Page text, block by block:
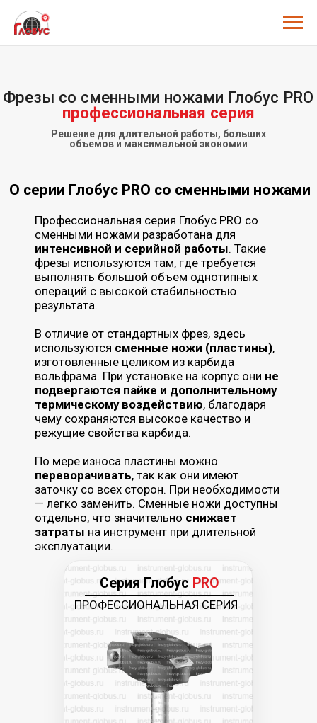
Решение для длительной работы, больших
объемов и максимальной экономии
О серии Глобус PRO со сменными ножами
фрезы используются там, где требуется
выполнять большой объем однотипных
результата.
В отличие от стандартных фрез, здесь
используютсясменные ножи (пластины),
изготовленные целиком из карбида
вольфрама. При установке на корпус онине
подвергаются пайке и дополнительному
термическому воздействию, благодаря
чему сохраняются высокое качество и
режущие свойства карбида.
По мере износа пластины можно
переворачивать, так как они имеют
заточку со всех сторон. При необходимости
— легко заменить. Сменные ножи доступны
отдельно, что значительно
затратына инструмент при длительной
эксплуатации.
Сравнение стандартной и PRO серии
Фрезы стандартной серии подходят для
не требуется длительная непрерывная
Фрезы Глобус PRO со сменными ножами
ориентированы на профессиональное и
серийное использование, где важны
максимальная эффективность, высокая
производительность и длительный
ресурс инструмента
Серия Глобус PRO
ПРОФЕССИОНАЛЬНАЯ СЕРИЯ